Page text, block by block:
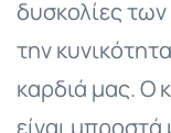
δυσκολίες
την
καρδιά μας. Ο
είναι μπροστά